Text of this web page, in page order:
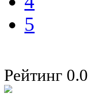
5
Рейтинг 0.0